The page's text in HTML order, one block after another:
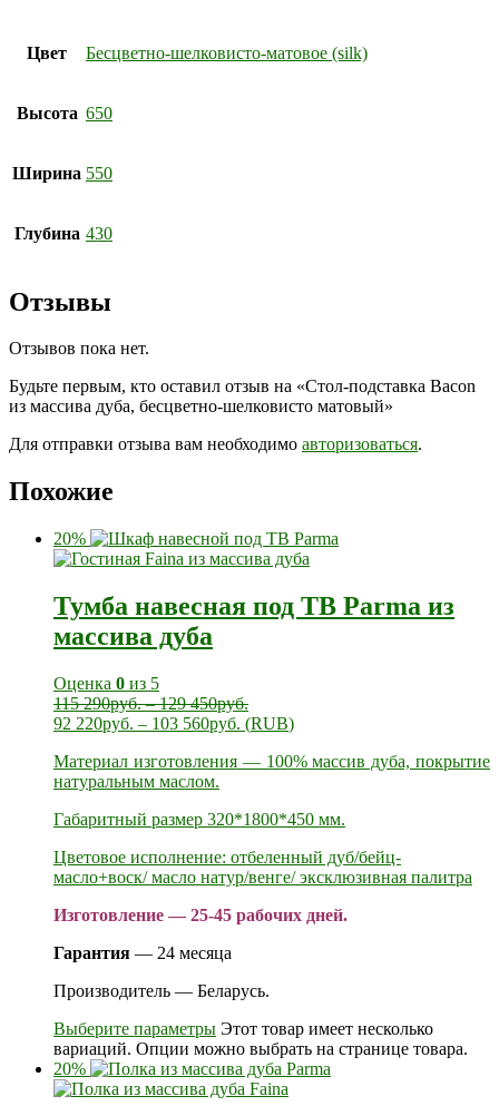
Цвет Бесцветно-шелковисто-матовое (silk)
Высота 650
Ширина 550
Глубина 430
Отзывы
Отзывов пока нет.
Будьте первым, кто оставил отзыв на «Стол-подставка Bacon
из массива дуба, бесцветно-шелковисто матовый»
Для отправки отзыва вам необходимо авторизоваться.
Похожие
20%
Тумба навесная под ТВ Parma из
массива дуба
Оценка 0 из 5
115 290руб.–129 450руб.
92 220руб. – 103 560руб. (RUB)
Материал изготовления — 100% массив дуба, покрытие
натуральным маслом.
Габаритный размер 320*1800*450 мм.
Цветовое исполнение: отбеленный дуб/бейц-
масло+воск/ масло натур/венге/ эксклюзивная палитра
Изготовление — 25-45 рабочих дней.
Гарантия — 24 месяца
Производитель — Беларусь.
Выберите параметры Этот товар имеет несколько
вариаций. Опции можно выбрать на странице товара.
20%